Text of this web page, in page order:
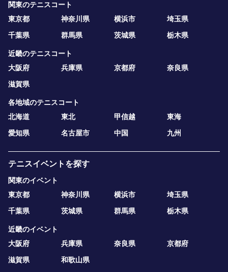
関東のテニスコート
東京都
神奈川県 横浜市
埼玉県
千葉県
群馬県 茨城県 栃木県
近畿のテニスコート
大阪府
兵庫県 京都府
奈良県
滋賀県
各地域のテニスコート
北海道
東北 甲信越
東海
愛知県
名古屋市 中国 九州
テニスイベントを探す
関東のイベント
東京都
神奈川県 横浜市
埼玉県
千葉県
茨城県 群馬県 栃木県
近畿のイベント
大阪府
兵庫県 奈良県
京都府
滋賀県
和歌山県